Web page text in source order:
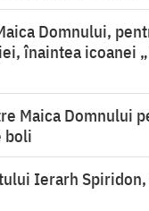
Domnului,
înaintea icoanei
Maica Domnului
boli
Ierarh